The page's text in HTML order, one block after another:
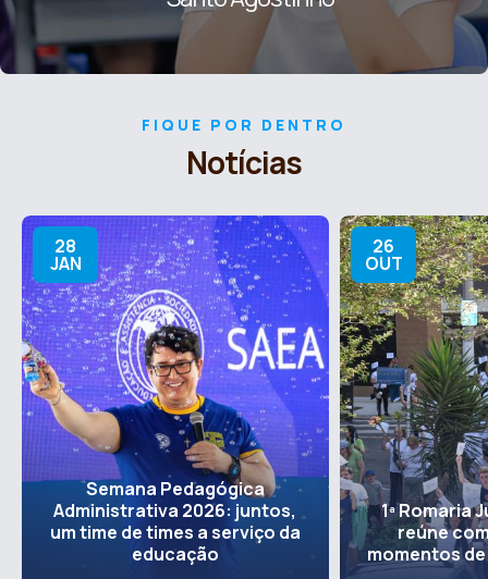
FIQUE POR DENTRO
Notícias
Semana Pedagógica
Administrativa 2026: juntos,
um time de times a serviço da
educação
28
JAN
1ª Romaria
reúne
momentos
26
OUT